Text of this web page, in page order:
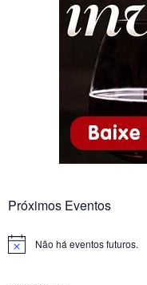
Próximos Eventos
Notice Não há eventos futuros.